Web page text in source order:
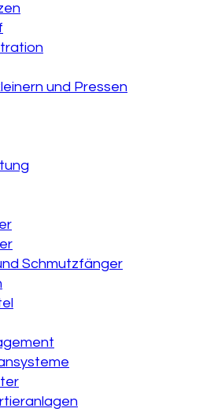
und Pressen
Schmutzfänger